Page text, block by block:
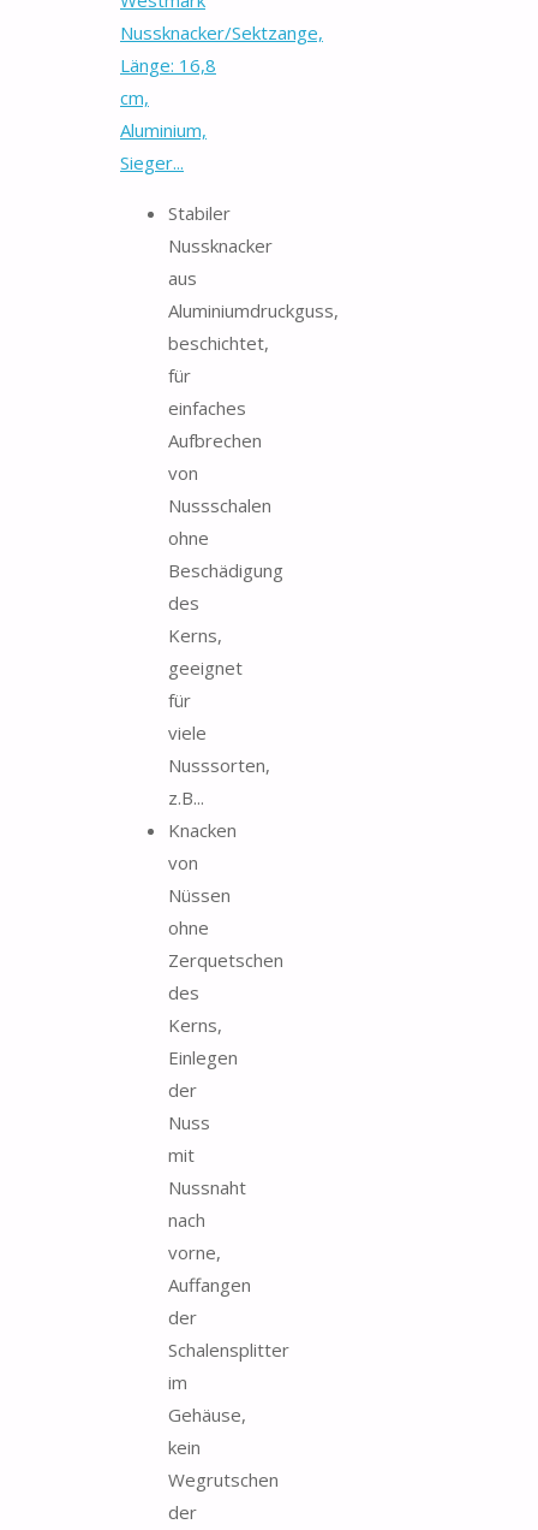
Nussknacker/Sektzange,
Länge: 16,8
cm,
Aluminium,
Sieger...
Stabiler
Nussknacker
aus
Aluminiumdruckguss,
beschichtet,
für
einfaches
Aufbrechen
von
Nussschalen
ohne
Beschädigung
des
Kerns,
geeignet
für
viele
Nusssorten,
z.B...
Knacken
von
Nüssen
ohne
Zerquetschen
des
Kerns,
Einlegen
der
Nuss
mit
Nussnaht
nach
vorne,
Auffangen
der
Schalensplitter
im
Gehäuse,
kein
Wegrutschen
der